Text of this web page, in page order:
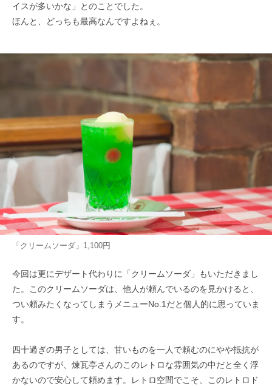
イスが多いかな」とのことでした。
ほんと、どっちも最高なんですよねぇ。
「クリームソーダ」1,100円
今回は更にデザート代わりに「クリームソーダ」もいただきまし
た。このクリームソーダは、他人が頼んでいるのを見かけると、
つい頼みたくなってしまうメニューNo.1だと個人的に思っていま
す。
四十過ぎの男子としては、甘いものを一人で頼むのにやや抵抗が
あるのですが、煉瓦亭さんのこのレトロな雰囲気の中だと全く浮
かないので安心して頼めます。レトロ空間でこそ、このレトロド